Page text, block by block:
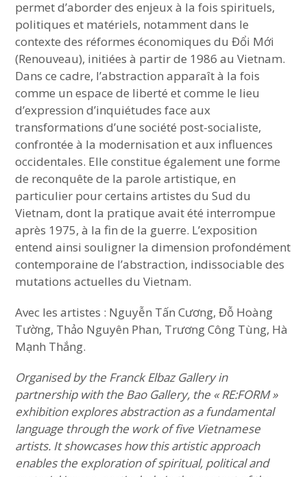
permet d’aborder des enjeux à la fois spirituels,
politiques et matériels, notamment dans le
contexte des réformes économiques du Đổi Mới
(Renouveau), initiées à partir de 1986 au Vietnam.
Dans ce cadre, l’abstraction apparaît à la fois
comme un espace de liberté et comme le lieu
d’expression d’inquiétudes face aux
transformations d’une société post-socialiste,
confrontée à la modernisation et aux influences
occidentales. Elle constitue également une forme
de reconquête de la parole artistique, en
particulier pour certains artistes du Sud du
Vietnam, dont la pratique avait été interrompue
après 1975, à la fin de la guerre. L’exposition
entend ainsi souligner la dimension profondément
contemporaine de l’abstraction, indissociable des
mutations actuelles du Vietnam.
Avec les artistes : Nguyễn Tấn Cương, Đỗ Hoàng
Tường, Thảo Nguyên Phan, Trương Công Tùng, Hà
Mạnh Thắng.
Organised by the Franck Elbaz Gallery in
partnership with the Bao Gallery, the « RE:FORM »
exhibition explores abstraction as a fundamental
language through the work of five Vietnamese
artists. It showcases how this artistic approach
enables the exploration of spiritual, political and